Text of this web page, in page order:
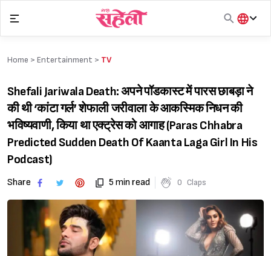
content
हिंदी
Home > Entertainment > TV
Shefali Jariwala Death: अपने पॉडकास्ट में पारस छाबड़ा ने
की थी ‘कांटा गर्ल’ शेफाली जरीवाला के आकस्मिक निधन की
भविष्यवाणी, किया था एक्ट्रेस को आगाह (Paras Chhabra
Predicted Sudden Death Of Kaanta Laga Girl In His
Podcast)
Share 5 min read 0 Claps